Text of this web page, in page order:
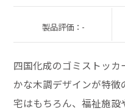
製品評価：-
四国化成のゴミストッカ
かな木調デザインが特
宅はもちろん、福祉施設